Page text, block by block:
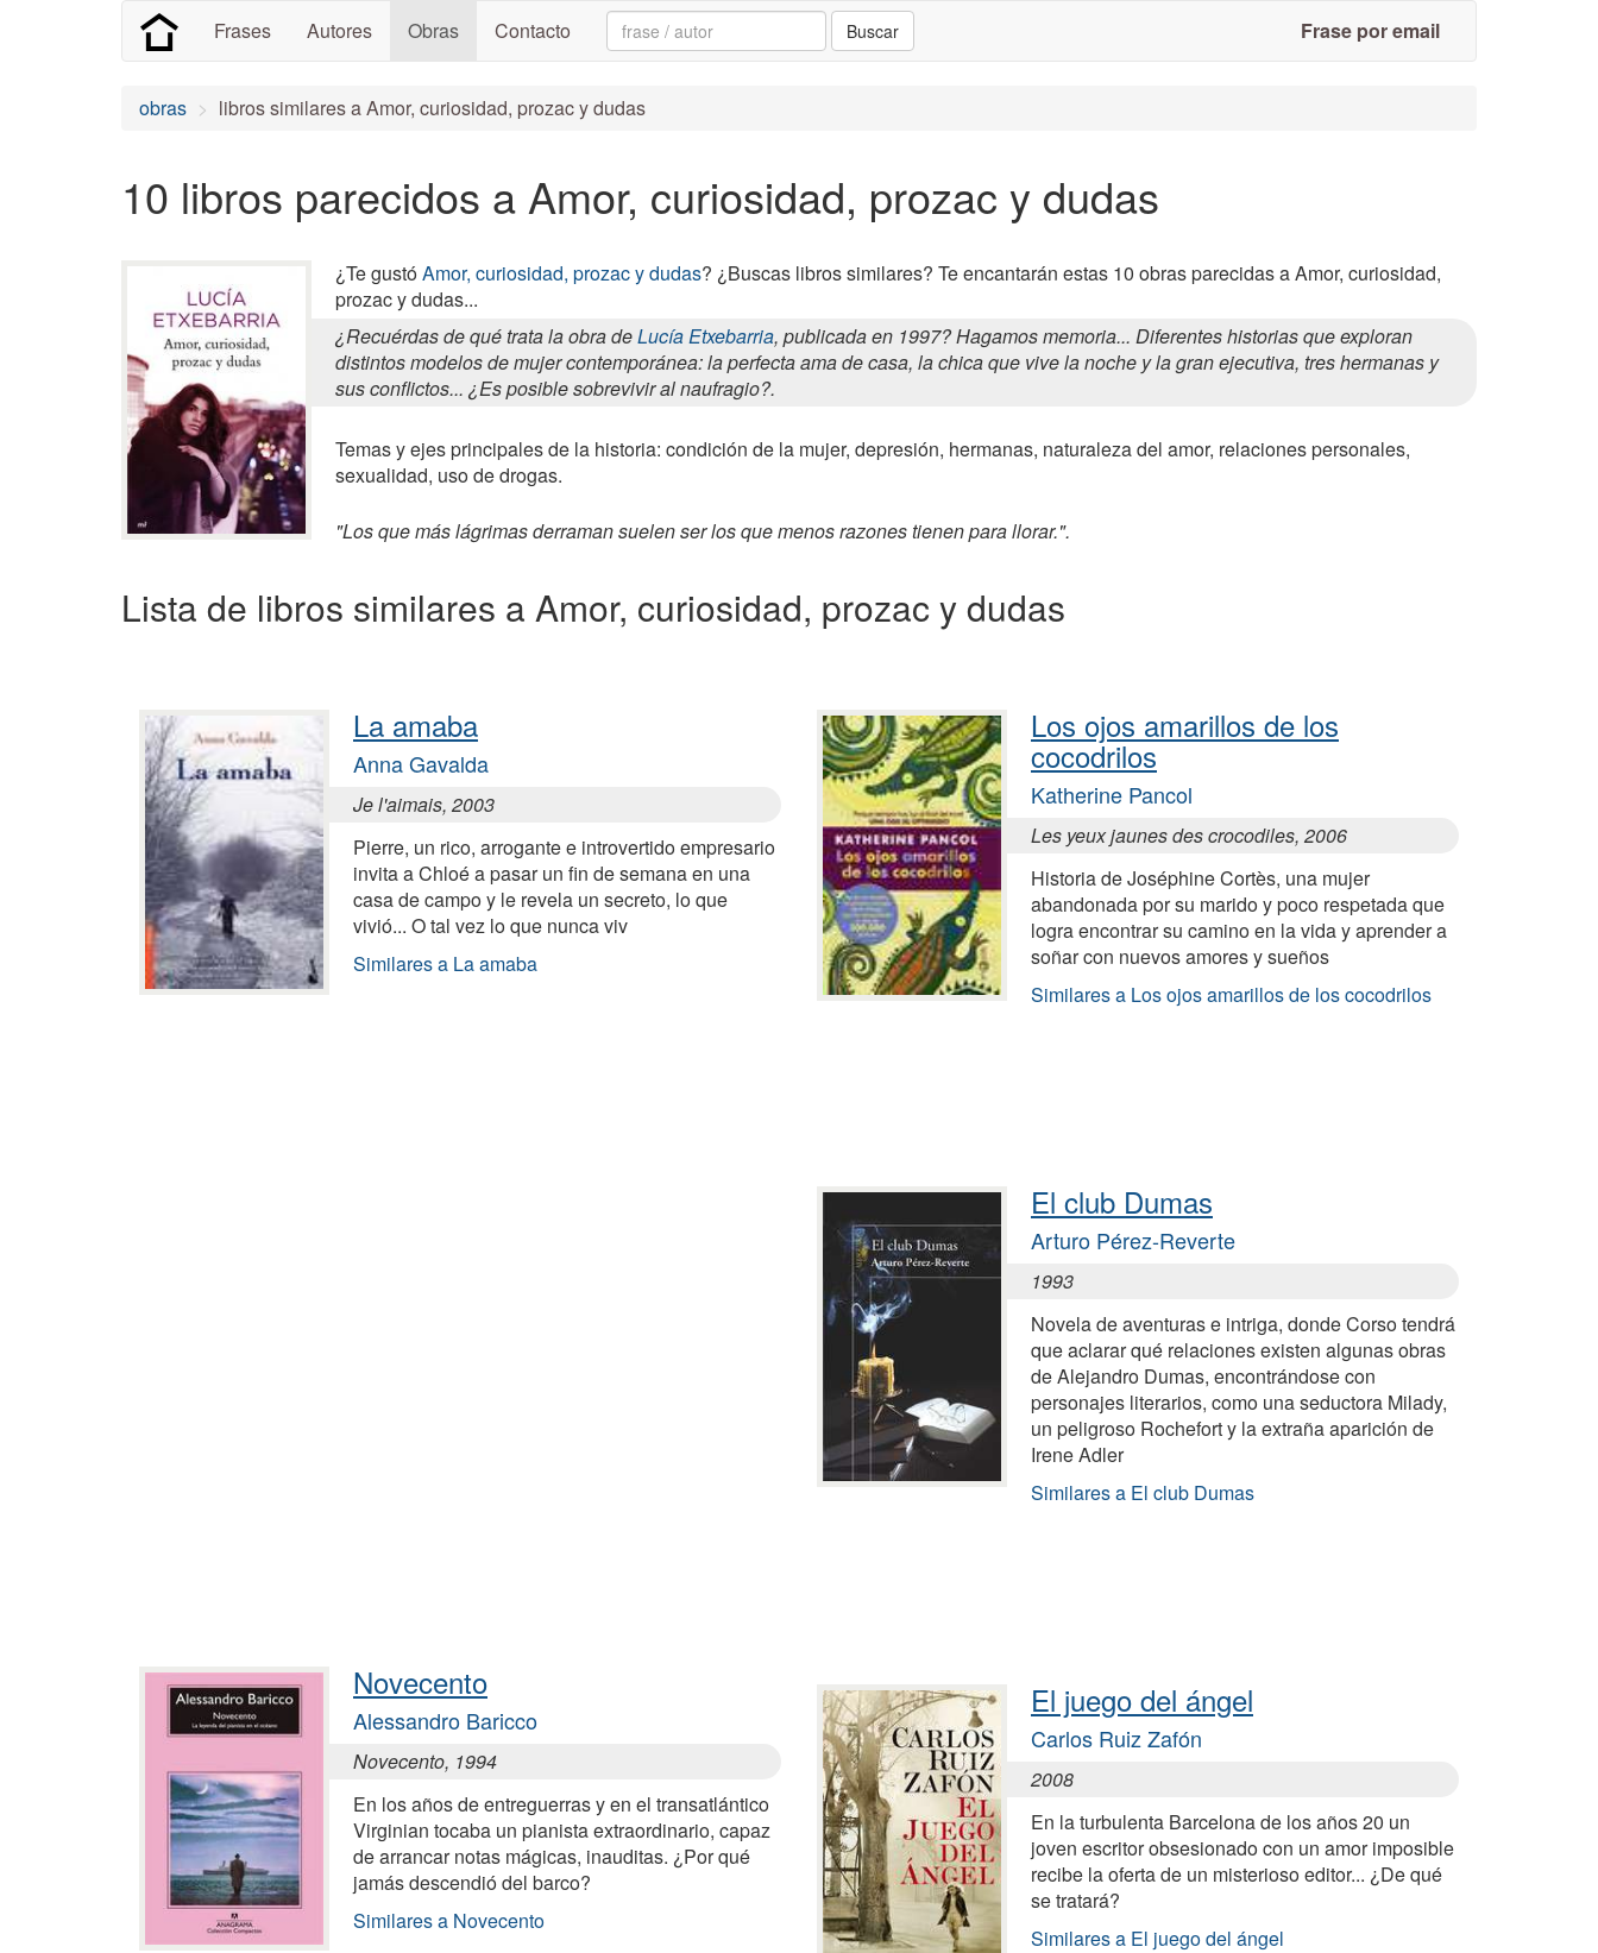
Frases Autores Obras Contacto Search: Buscar Frase por email
obras libros similares a Amor, curiosidad, prozac y dudas
10 libros parecidos a Amor, curiosidad, prozac y dudas
¿Te gustóAmor, curiosidad, prozac y dudas? ¿Buscas libros similares? Te encantarán estas 10 obras parecidas a Amor, curiosidad,
prozac y dudas...
¿Recuérdas de qué trata la obra deLucía Etxebarria, publicada en 1997? Hagamos memoria... Diferentes historias que exploran
distintos modelos de mujer contemporánea: la perfecta ama de casa, la chica que vive la noche y la gran ejecutiva, tres hermanas y
sus conflictos... ¿Es posible sobrevivir al naufragio?.
Temas y ejes principales de la historia: condición de la mujer, depresión, hermanas, naturaleza del amor, relaciones personales,
sexualidad, uso de drogas.
"Los que más lágrimas derraman suelen ser los que menos razones tienen para llorar.".
Lista de libros similares a Amor, curiosidad, prozac y dudas
La amaba
Anna Gavalda
Je l'aimais, 2003
Pierre, un rico, arrogante e introvertido empresario
invita a Chloé a pasar un fin de semana en una
casa de campo y le revela un secreto, lo que
vivió... O tal vez lo que nunca viv
Similares a La amaba
Novecento
Alessandro Baricco
Novecento, 1994
En los años de entreguerras y en el transatlántico
Virginian tocaba un pianista extraordinario, capaz
de arrancar notas mágicas, inauditas. ¿Por qué
jamás descendió del barco?
Similares a Novecento
Los ojos amarillos de los
cocodrilos
Katherine Pancol
Les yeux jaunes des crocodiles, 2006
Historia de Joséphine Cortès, una mujer
abandonada por su marido y poco respetada que
logra encontrar su camino en la vida y aprender a
soñar con nuevos amores y sueños
Similares a Los ojos amarillos de los cocodrilos
El club Dumas
Arturo Pérez-Reverte
1993
Novela de aventuras e intriga, donde Corso tendrá
que aclarar qué relaciones existen algunas obras
de Alejandro Dumas, encontrándose con
personajes literarios, como una seductora Milady,
un peligroso Rochefort y la extraña aparición de
Irene Adler
Similares a El club Dumas
El juego del ángel
Carlos Ruiz Zafón
2008
En la turbulenta Barcelona de los años 20 un
joven escritor obsesionado con un amor imposible
recibe la oferta de un misterioso editor... ¿De qué
se tratará?
Similares a El juego del ángel